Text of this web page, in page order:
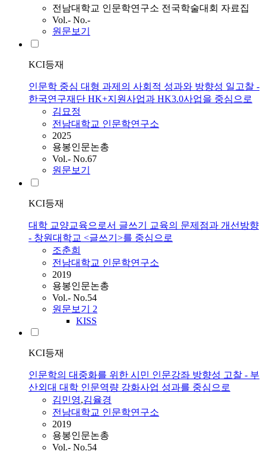
전남대학교 인문학연구소 전국학술대회 자료집
Vol.- No.-
원문보기
KCI등재
인문학 중심 대형 과제의 사회적 성과와 방향성 일고찰 -
한국연구재단 HK+지원사업과 HK3.0사업을 중심으로
김묘정
전남대학교 인문학연구소
2025
용봉인문논총
Vol.- No.67
원문보기
KCI등재
대학 교양교육으로서 글쓰기 교육의 문제점과 개선방향
- 창원대학교 <글쓰기>를 중심으로
조춘희
전남대학교 인문학연구소
2019
용봉인문논총
Vol.- No.54
원문보기 2
KISS
KCI등재
인문학의 대중화를 위한 시민 인문강좌 방향성 고찰 - 부
산외대 대학 인문역량 강화사업 성과를 중심으로
김민영,김율경
전남대학교 인문학연구소
2019
용봉인문논총
Vol.- No.54